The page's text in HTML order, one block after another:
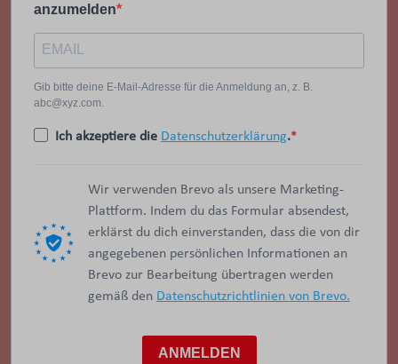
anzumelden
Gib bitte deine E-Mail-Adresse für die Anmeldung an, z. B.
abc@xyz.com.
Ich akzeptiere die Datenschutzerklärung.
Wir verwenden Brevo als unsere Marketing-
Plattform. Indem du das Formular absendest,
erklärst du dich einverstanden, dass die von dir
angegebenen persönlichen Informationen an
Brevo zur Bearbeitung übertragen werden
gemäß den Datenschutzrichtlinien von Brevo.
ANMELDEN